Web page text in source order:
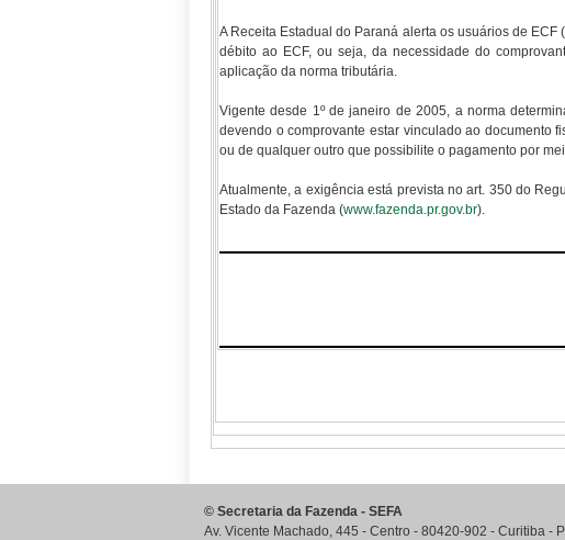
A Receita Estadual do Paraná alerta os usuários de
débito ao ECF, ou seja, da necessidade do
aplicação da norma tributária.
Vigente desde 1º de janeiro de 2005, a norma
devendo o comprovante estar vinculado ao documento
ou de qualquer outro que possibilite o pagamento por
Atualmente, a exigência está prevista no art. 350 do
Estado da Fazenda (www.fazenda.pr.gov.br).
© Secretaria da Fazenda - SEFA
Av. Vicente Machado, 445 - Centro - 80420-902 - Curitiba -